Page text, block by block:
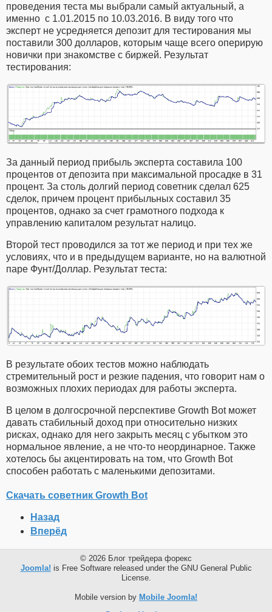
проведения теста мы выбрали самый актуальный, а
именно с 1.01.2015 по 10.03.2016. В виду того что
эксперт не усредняется депозит для тестирования мы
поставили 300 долларов, которым чаще всего оперирую
новички при знакомстве с биржей. Результат
тестирования:
За данный период прибыль эксперта составила 100
процентов от депозита при максимальной просадке в 31
процент. За столь долгий период советник сделал 625
сделок, причем процент прибыльных составил 35
процентов, однако за счет грамотного подхода к
управлению капиталом результат налицо.
Второй тест проводился за тот же период и при тех же
условиях, что и в предыдущем варианте, но на валютной
паре Фунт/Доллар. Результат теста:
В результате обоих тестов можно наблюдать
стремительный рост и резкие падения, что говорит нам о
возможных плохих периодах для работы эксперта.
В целом в долгосрочной перспективе Growth Bot может
давать стабильный доход при относительно низких
рисках, однако для него закрыть месяц с убытком это
нормальное явление, а не что-то неординарное. Также
хотелось бы акцентировать на том, что Growth Bot
способен работать с маленькими депозитами.
Скачать советник Growth Bot
Назад
Вперёд
© 2026 Блог трейдера форекс
Joomla! is Free Software released under the GNU General Public
License.
Mobile version by Mobile Joomla!